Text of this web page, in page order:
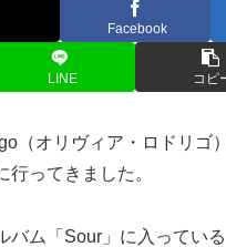
Facebook
LINE コピ
（オリヴィア・ロドリゴ
行ってきました。
バム「Sour」に入ってい